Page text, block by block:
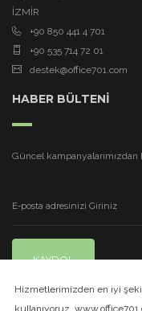
İZMİR
+90 850 441 4 701
+90 535 714 72 01
destek@office701.com
HABER BÜLTENİ
Güncel
KAYDOL
Hizmetlerimizden en iyi